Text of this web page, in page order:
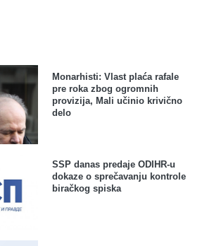
Monarhisti: Vlast plaća rafale
pre roka zbog ogromnih
provizija, Mali učinio krivično
delo
SSP danas predaje ODIHR-u
dokaze o sprečavanju kontrole
biračkog spiska